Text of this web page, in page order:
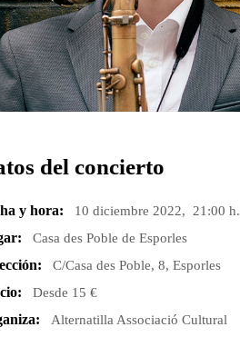
del concierto
y hora: 10 diciembre 2022, 21:00 h.
Casa des Poble de Esporles
C/Casa des Poble, 8, Esporles
Desde 15 €
Alternatilla Associació Cultural